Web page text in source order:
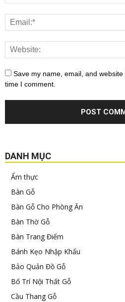
Save my name, email, and
time I comment.
DANH MỤC
Ẩm thực
Bàn Gỗ
Bàn Gỗ Cho Phòng Ăn
Bàn Thờ Gỗ
Bàn Trang Điểm
Bánh Kẹo Nhập Khẩu
Bảo Quản Đồ Gỗ
Bố Trí Nội Thất Gỗ
Cầu Thang Gỗ